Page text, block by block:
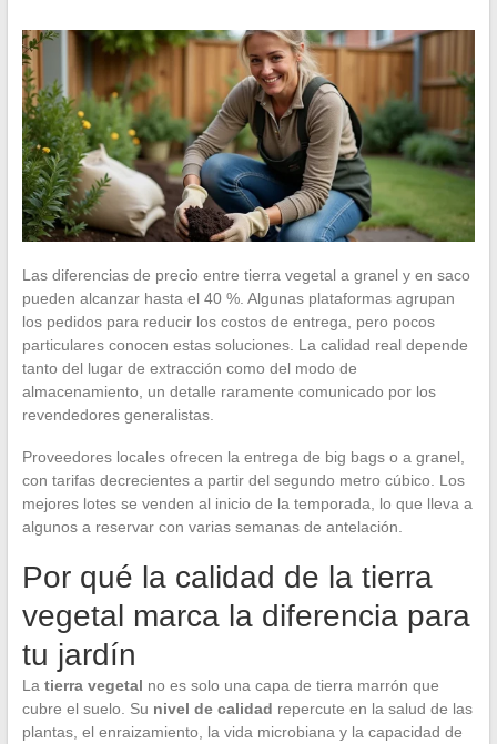
Las diferencias de precio entre tierra vegetal a granel y en saco
pueden alcanzar hasta el 40 %. Algunas plataformas agrupan
los pedidos para reducir los costos de entrega, pero pocos
particulares conocen estas soluciones. La calidad real depende
tanto del lugar de extracción como del modo de
almacenamiento, un detalle raramente comunicado por los
revendedores generalistas.
Proveedores locales ofrecen la entrega de big bags o a granel,
con tarifas decrecientes a partir del segundo metro cúbico. Los
mejores lotes se venden al inicio de la temporada, lo que lleva a
algunos a reservar con varias semanas de antelación.
Por qué la calidad de la tierra
vegetal marca la diferencia para
tu jardín
La tierra vegetal no es solo una capa de tierra marrón que
cubre el suelo. Su nivel de calidad repercute en la salud de las
plantas, el enraizamiento, la vida microbiana y la capacidad de